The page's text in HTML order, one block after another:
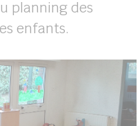
planning des
enfants.